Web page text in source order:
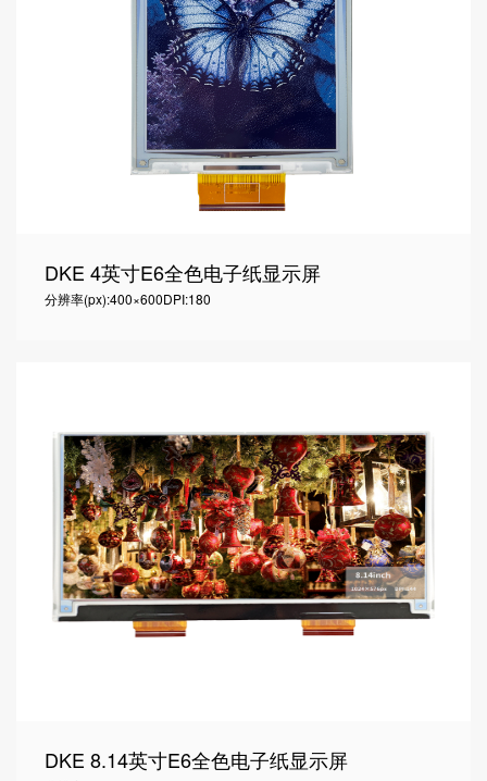
DKE 4英寸E6全色电子纸显示屏
分辨率(px):400×600DPI:180
DKE 8.14英寸E6全色电子纸显示屏